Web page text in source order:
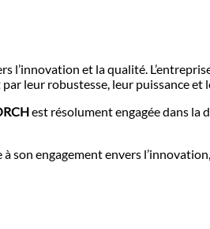
l’innovation et la qualité.
leur robustesse, leur puissance et
est résolument engagée dans la
son engagement envers